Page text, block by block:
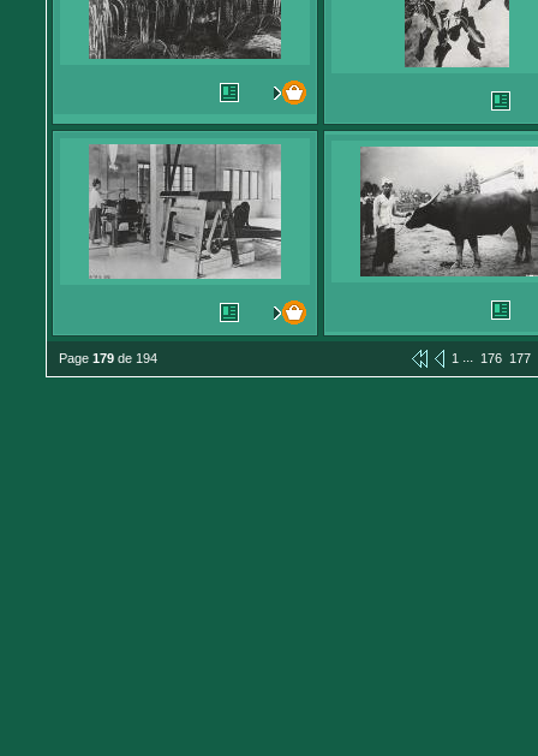
Page 179 de 194 1 ... 176 177